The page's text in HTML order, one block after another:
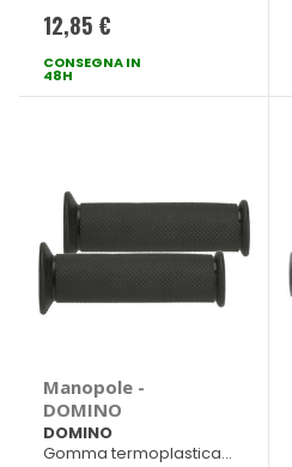
12,85 €
CONSEGNA IN
48H
Manopole -
DOMINO
DOMINO
Gomma termoplastica